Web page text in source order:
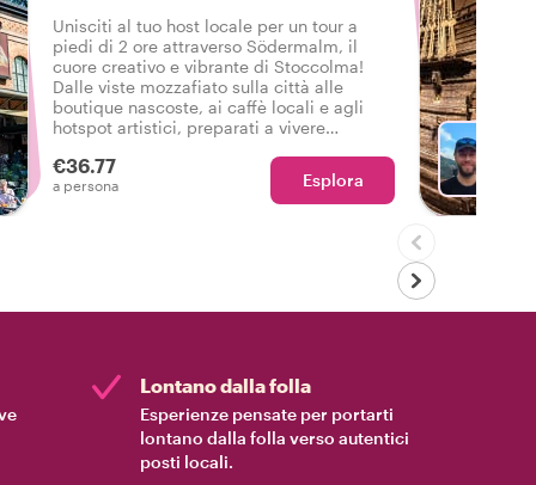
Unisciti al tuo host locale per un tour a
piedi di 2 ore attraverso Södermalm, il
cuore creativo e vibrante di Stoccolma!
Dalle viste mozzafiato sulla città alle
boutique nascoste, ai caffè locali e agli
hotspot artistici, preparati a vivere
€36.77
a persona Esplora
Lontano dalla folla
Esperienze pensate per portarti
lontano dalla folla verso autentici
posti locali.